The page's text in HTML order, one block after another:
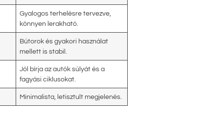
Gyalogos terhelésre tervezve,
könnyen lerakható.
Bútorok és gyakori használat
mellett is stabil.
Jól bírja az autók súlyát és a
fagyási ciklusokat.
Minimalista, letisztult megjelenés.